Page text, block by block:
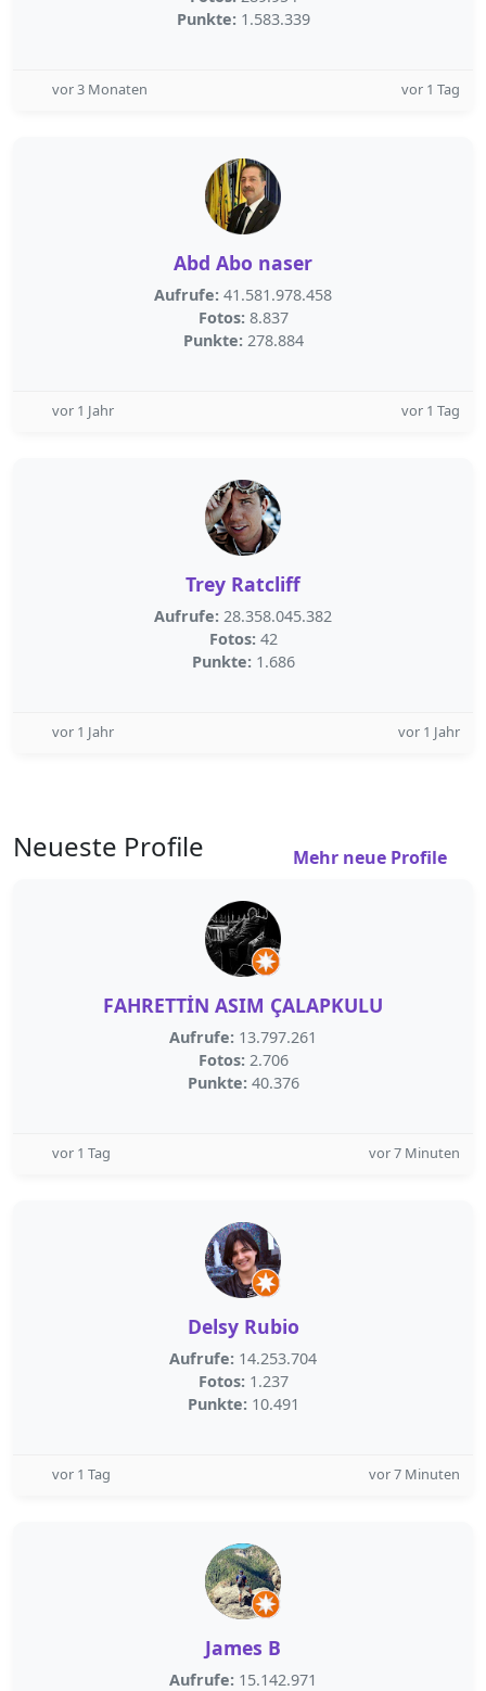
Punkte: 1.583.339
vor 3 Monaten vor 1 Tag
Abd Abo naser
Aufrufe: 41.581.978.458
Fotos: 8.837
Punkte: 278.884
vor 1 Jahr vor 1 Tag
Trey Ratcliff
Aufrufe: 28.358.045.382
Fotos: 42
Punkte: 1.686
vor 1 Jahr vor 1 Jahr
Neueste Profile Mehr neue Profile
FAHRETTİN ASIM ÇALAPKULU
Aufrufe: 13.797.261
Fotos: 2.706
Punkte: 40.376
vor 1 Tag vor 7 Minuten
Delsy Rubio
Aufrufe: 14.253.704
Fotos: 1.237
Punkte: 10.491
vor 1 Tag vor 7 Minuten
James B
Aufrufe: 15.142.971